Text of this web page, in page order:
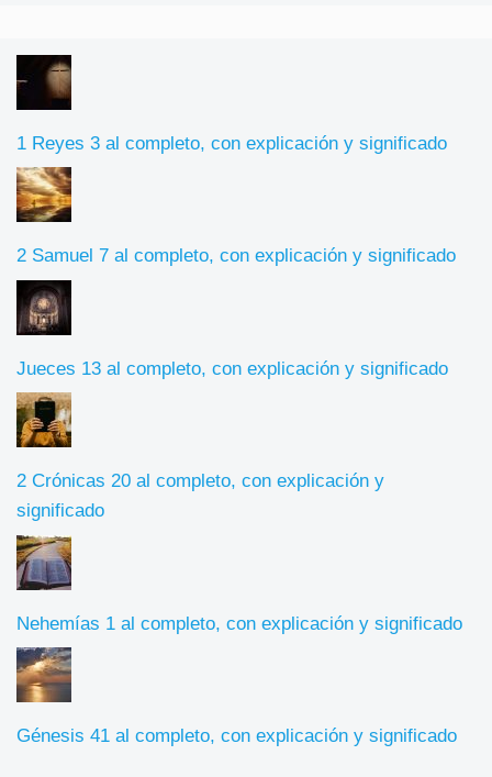
1 Reyes 3 al completo, con explicación y significado
2 Samuel 7 al completo, con explicación y significado
Jueces 13 al completo, con explicación y significado
2 Crónicas 20 al completo, con explicación y
significado
Nehemías 1 al completo, con explicación y significado
Génesis 41 al completo, con explicación y significado